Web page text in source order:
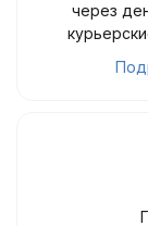
через